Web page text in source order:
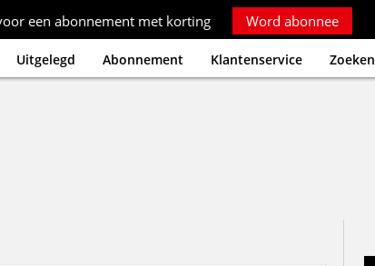
een abonnement met korting Word abonnee
Uitgelegd Abonnement Klantenservice Zoeken